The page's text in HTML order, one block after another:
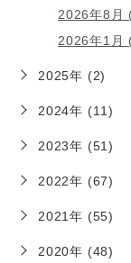
2026年8月
2026年1月
2025年 (2)
2024年 (11)
2023年 (51)
2022年 (67)
2021年 (55)
2020年 (48)